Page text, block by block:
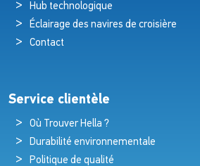
Hub technologique
Éclairage des navires de croisière
Contact
Service clientèle
Où Trouver Hella ?
Durabilité environnementale
Politique de qualité